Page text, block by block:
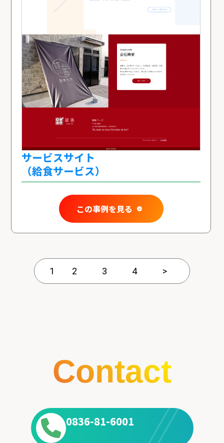
サービスサイト
（給食サービス）
この事例を見る
1 2 3 4 >
Contact
0836-81-6001